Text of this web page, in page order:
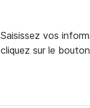
Saisissez vos
cliquez sur le bouton